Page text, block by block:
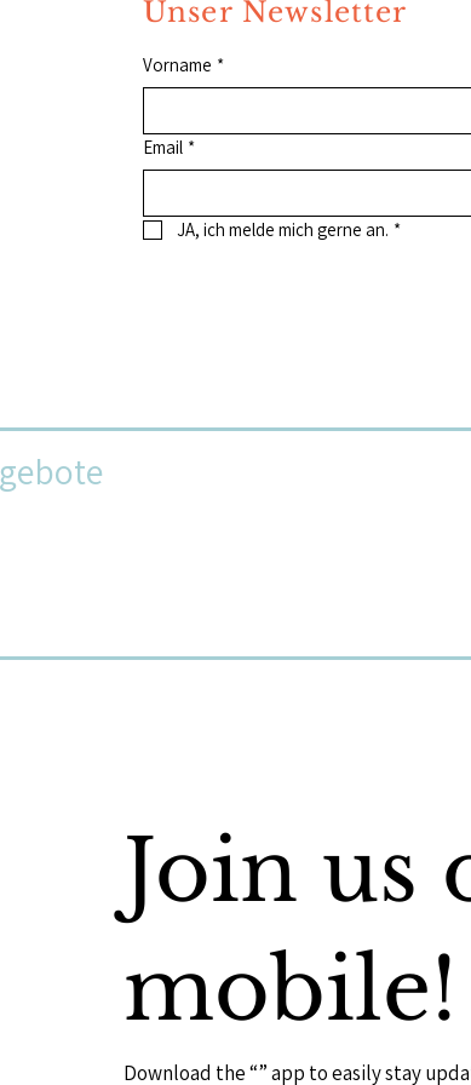
Unser Newsletter
Vorname *
Email *
JA, ich melde mich gerne an. *
Join us
mobile!
Download the “” app to easily stay